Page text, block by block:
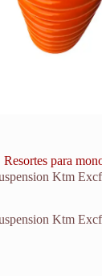
Resortes para
Ktm
Ktm